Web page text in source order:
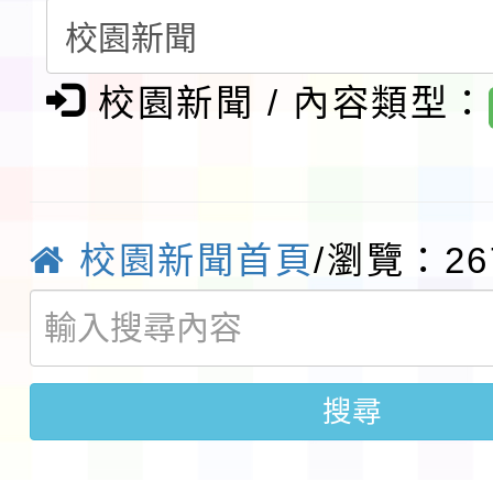
第3次招考代課鐘點教
告(不再辦理後續甄選)
檢送「桃園市115學年
賽實施要點」1份
本市「115學年度學生
展演活動實施計畫」
請一案
社團法人中華民國畫廊
026 ART TAIPEI臺北
會」之「藝術教育日」
本校115學年度第1學
第2次招考代課鐘點教
告(採1次公告分次招考)
115 年度兒童課後照顧
0 小時業訓練課程
轉知本市體育總會划船
校園新聞 / 內容類型：
校園新聞首頁/瀏覽：
搜尋